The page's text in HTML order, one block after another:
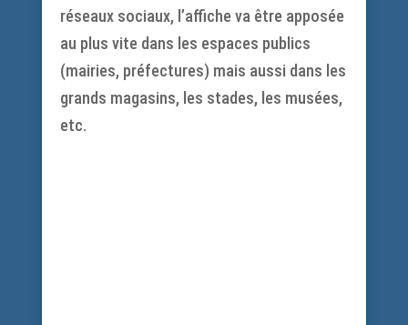
réseaux sociaux, l’affiche va être apposée
au plus vite dans les espaces publics
(mairies, préfectures) mais aussi dans les
grands magasins, les stades, les musées,
etc.